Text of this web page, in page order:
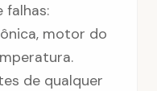
falhas:
motor do
de qualquer